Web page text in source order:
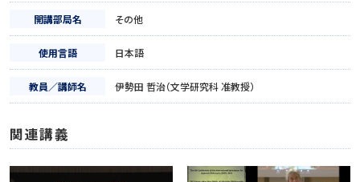
開講部局名 その他
使用言語 日本語
教員／講師名 伊勢田 哲治（文学研究科 准教授）
関連講義